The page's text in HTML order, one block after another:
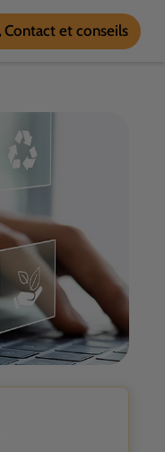
Contact et conseils